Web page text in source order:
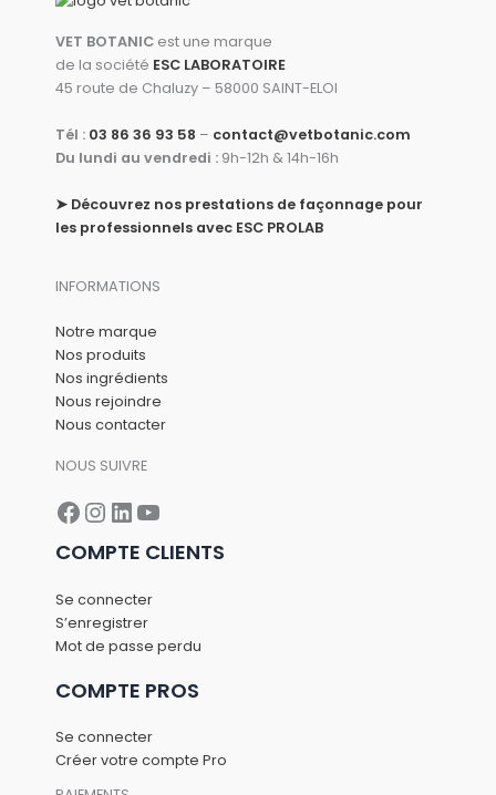
VET BOTANIC est une marque
de la société ESC LABORATOIRE
45 route de Chaluzy – 58000 SAINT-ELOI
Tél : 03 86 36 93 58 – contact@vetbotanic.com
Du lundi au vendredi : 9h-12h & 14h-16h
➤ Découvrez nos prestations de façonnage pour
les professionnels avec ESC PROLAB
INFORMATIONS
Notre marque
Nos produits
Nos ingrédients
Nous rejoindre
Nous contacter
NOUS SUIVRE
Facebook
Instagram
LinkedIn
YouTube
COMPTE CLIENTS
Se connecter
S’enregistrer
Mot de passe perdu
COMPTE PROS
Se connecter
Créer votre compte Pro